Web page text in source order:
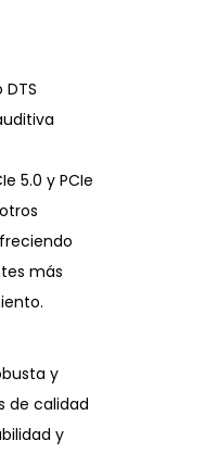
5.0 y PCIe
más
y
de calidad
y